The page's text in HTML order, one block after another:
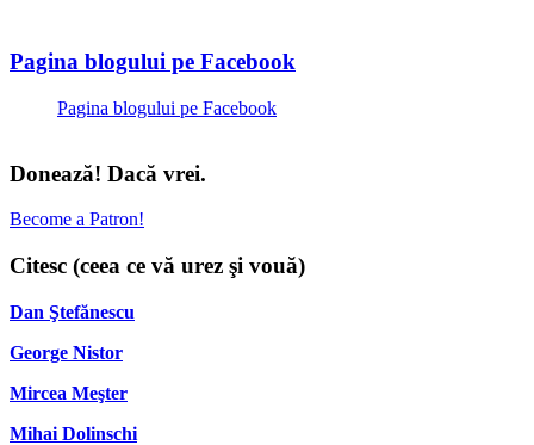
Pagina blogului pe Facebook
Pagina blogului pe Facebook
Donează! Dacă vrei.
Become a Patron!
Citesc (ceea ce vă urez şi vouă)
Dan Ştefănescu
George Nistor
Mircea Meşter
Mihai Dolinschi